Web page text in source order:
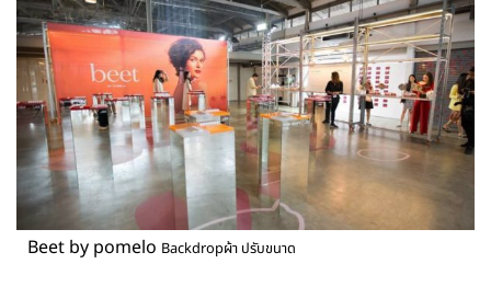
Beet by pomelo Backdropผ้า ปรับขนาด